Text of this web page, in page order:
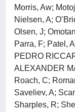
Morris, Aw;
Nielsen, A;
Olsen, J;
Parra, F; Patel,
PEDRO
ALEXANDER
Roach, C;
Saveliev, A;
Sharples, R;